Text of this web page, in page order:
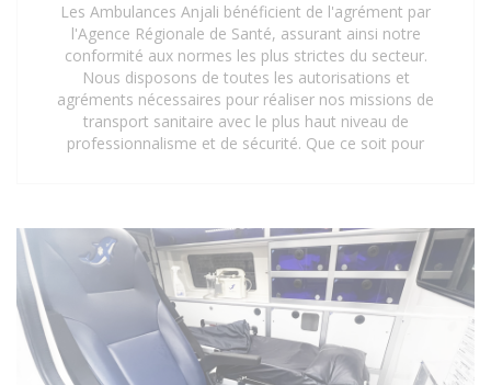
Les Ambulances Anjali bénéficient de l'agrément par
l'Agence Régionale de Santé, assurant ainsi notre
conformité aux normes les plus strictes du secteur.
Nous disposons de toutes les autorisations et
agréments nécessaires pour réaliser nos missions de
transport sanitaire avec le plus haut niveau de
professionnalisme et de sécurité. Que ce soit pour
en charge optimale et réglementaire. Faites
confiance à notre expertise et à nos agréments pour
un service de transport sanitaire fiable et sécurisé à
Saint-Denis 93 et ses environs.